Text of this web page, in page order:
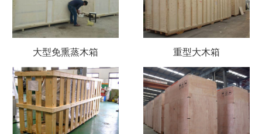
大型免熏蒸木箱 重型大木箱